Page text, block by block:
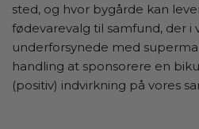
sted, og hvor bygårde kan
fødevarevalg til samfund, der
underforsynede med
handling at sponsorere en
(positiv) indvirkning på vores